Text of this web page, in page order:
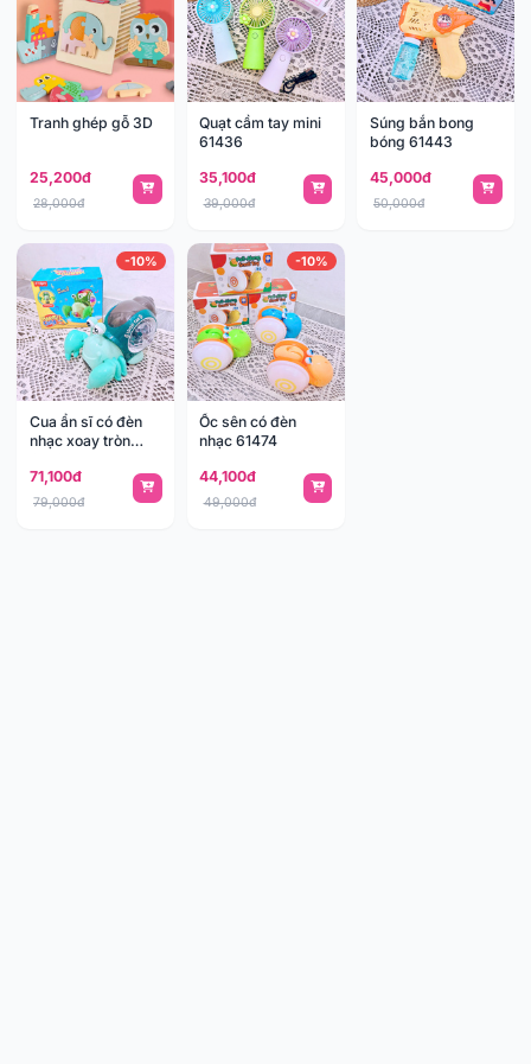
Tranh ghép gỗ 3D
25,200đ
28,000đ
Quạt cầm tay mini
61436
35,100đ
39,000đ
Súng bắn bong
bóng 61443
45,000đ
50,000đ
-10%
Cua ẩn sĩ có đèn
nhạc xoay tròn
71,100đ
79,000đ
-10%
Ốc sên có đèn
nhạc 61474
44,100đ
49,000đ